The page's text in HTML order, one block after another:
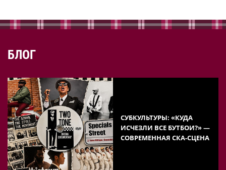
БЛОГ
СУБКУЛЬТУРЫ: «КУДА
ИСЧЕЗЛИ ВСЕ БУТБОИ?» —
СОВРЕМЕННАЯ СКА-СЦЕНА